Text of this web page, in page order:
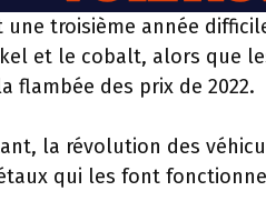
une troisième année
et le cobalt, alors que
flambée des prix de 2022.
la révolution des
qui les font